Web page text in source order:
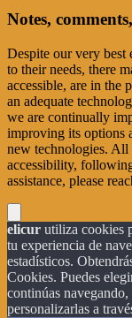
Notes,
Despite our very
to their needs, there
accessible, are in the
an adequate
we are continually
improving its options
new technologies. All
accessibility,
assistance, please
elicur utiliza cookies
tu experiencia de
estadísticos.
Cookies. Puedes
continúas
personalizarlas a